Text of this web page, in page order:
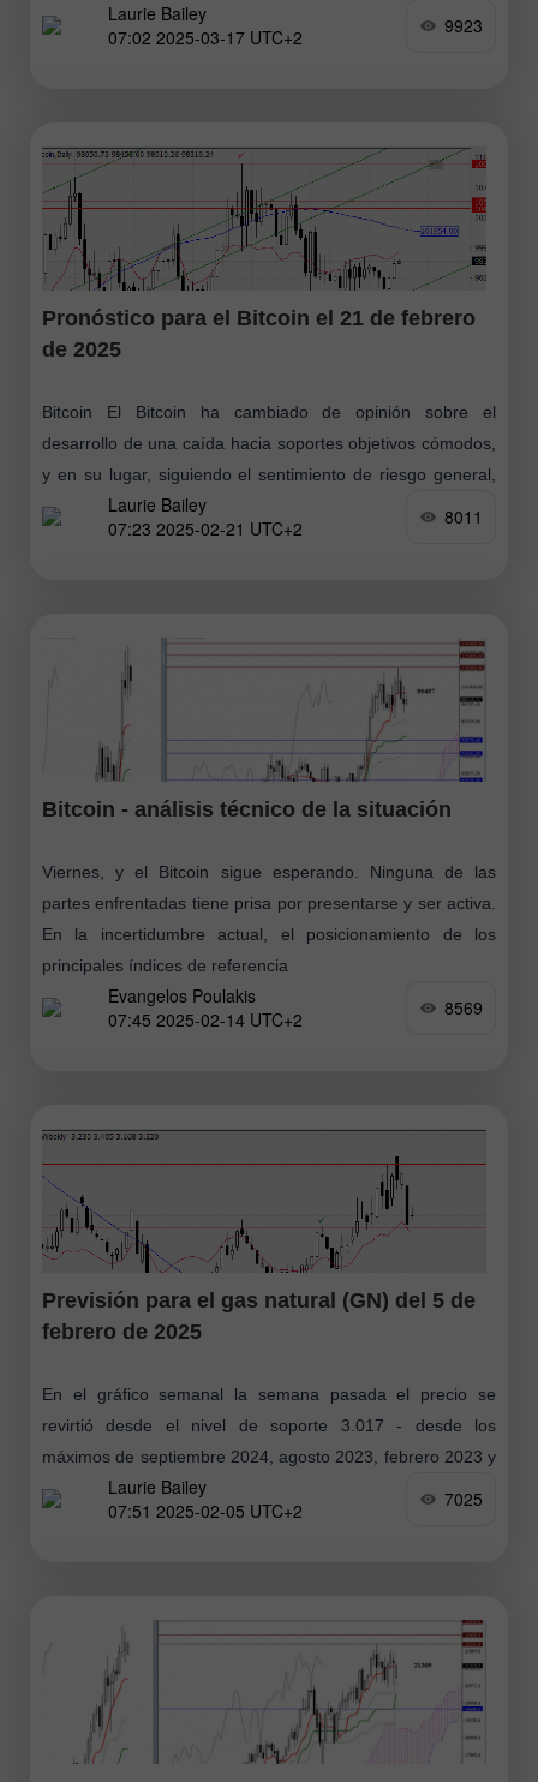
hacia
Laurie Bailey
07:02 2025-03-17 UTC+2
9923
Pronóstico para el Bitcoin el 21 de febrero
de 2025
Bitcoin El Bitcoin ha cambiado de opinión sobre el
desarrollo de una caída hacia soportes objetivos cómodos,
y en su lugar, siguiendo el sentimiento de riesgo general,
ha revertido desde
Laurie Bailey
07:23 2025-02-21 UTC+2
8011
Bitcoin - análisis técnico de la situación
Viernes, y el Bitcoin sigue esperando. Ninguna de las
partes enfrentadas tiene prisa por presentarse y ser activa.
En la incertidumbre actual, el posicionamiento de los
principales índices de referencia
Evangelos Poulakis
07:45 2025-02-14 UTC+2
8569
Previsión para el gas natural (GN) del 5 de
febrero de 2025
En el gráfico semanal la semana pasada el precio se
revirtió desde el nivel de soporte 3.017 - desde los
máximos de septiembre 2024, agosto 2023, febrero 2023 y
también
Laurie Bailey
07:51 2025-02-05 UTC+2
7025